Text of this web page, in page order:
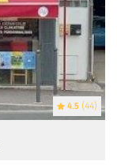
4.5 (44)